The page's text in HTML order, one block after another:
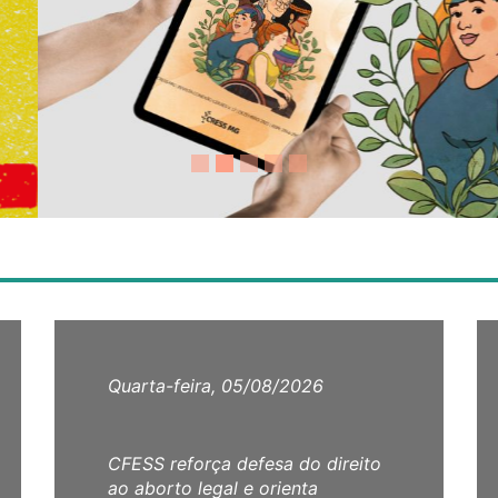
Quarta-feira, 05/08/2026
CFESS reforça defesa do direito
ao aborto legal e orienta